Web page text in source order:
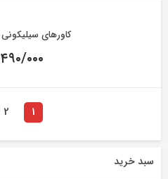
کاورهای سیلیکونی Nikon D500
۴۹۰/۰۰۰
1
2
سبد خرید